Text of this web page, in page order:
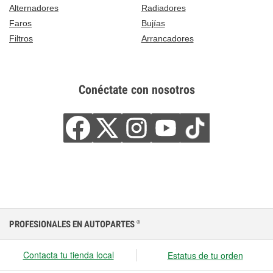
Alternadores
Radiadores
Faros
Bujías
Filtros
Arrancadores
Conéctate con nosotros
PROFESIONALES EN AUTOPARTES ®
Contacta tu tienda local Estatus de tu orden